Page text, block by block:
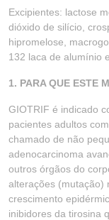
Excipientes: lactose
dióxido de silício,
hipromelose,
132 laca de alumínio
1. PARA QUE ESTE
GIOTRIF é indicado
pacientes adultos
chamado de não
adenocarcinoma
outros órgãos do
alterações (mutação)
crescimento
inibidores da tirosina